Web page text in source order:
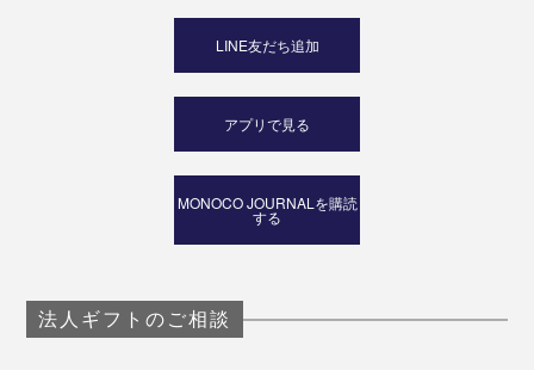
LINE友だち追加
アプリで見る
MONOCO JOURNALを購読
する
法人ギフトのご相談